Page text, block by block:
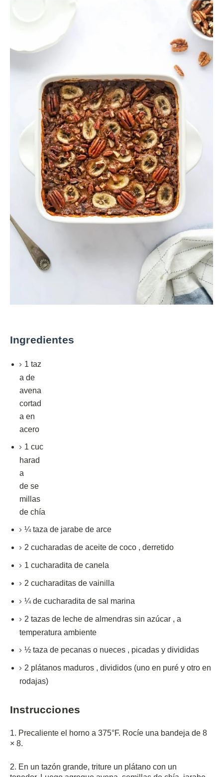
Ingredientes
1 taz
a de
avena
cortad
a en
acero
1 cuc
harad
a
de se
millas
de chía
¼taza de jarabe de arce
2 cucharadas de aceite de coco , derretido
1 cucharadita de canela
2 cucharaditas de vainilla
¼ de cucharadita de sal marina
2 tazas de leche de almendras sin azúcar , a
temperatura ambiente
½ taza de pecanas o nueces , picadas y divididas
2 plátanos maduros , divididos (uno en puré y otro en
rodajas)
Instrucciones
1. Precaliente el horno a 375°F. Rocíe una bandeja de 8
× 8.
2. En un tazón grande, triture un plátano con un